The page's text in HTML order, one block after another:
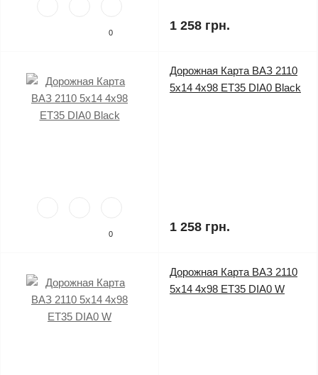
0 1 258 грн.
0
Дорожная Карта ВАЗ 2110
5x14 4x98 ET35 DIA0 Black
1 258 грн.
Дорожная Карта ВАЗ 2110
5x14 4x98 ET35 DIA0 W